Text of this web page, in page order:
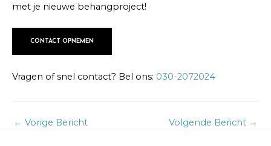
met je nieuwe behangproject!
CONTACT OPNEMEN
Vragen of snel contact? Bel ons: 030-2072024
← Vorige Bericht Volgende Bericht →